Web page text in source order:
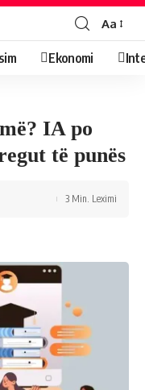
Aa
Ekonomi
IA po
të punës
3 Min. Leximi